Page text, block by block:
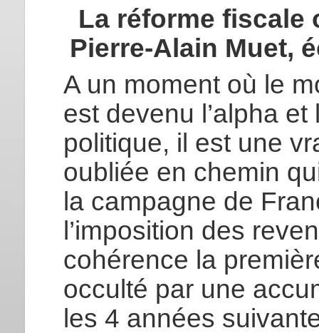
La réforme fiscale
Pierre-Alain Muet,
A un moment où le
est devenu l’alpha
politique, il est une
oubliée en chemin
la campagne de
l’imposition des
cohérence la
occulté par une
les 4 années